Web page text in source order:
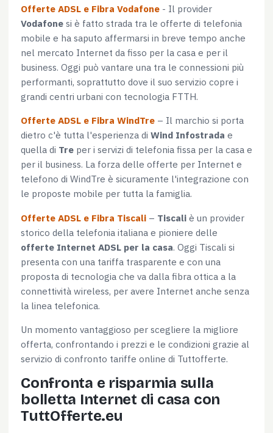
Offerte ADSL e Fibra Vodafone - Il provider
Vodafone si è fatto strada tra le offerte di telefonia
mobile e ha saputo affermarsi in breve tempo anche
nel mercato Internet da fisso per la casa e per il
business. Oggi può vantare una tra le connessioni più
performanti, soprattutto dove il suo servizio copre i
grandi centri urbani con tecnologia FTTH.
Offerte ADSL e Fibra WindTre – Il marchio si porta
dietro c'è tutta l'esperienza di Wind Infostrada e
quella di Tre per i servizi di telefonia fissa per la casa e
per il business. La forza delle offerte per Internet e
telefono di WindTre è sicuramente l'integrazione con
le proposte mobile per tutta la famiglia.
Offerte ADSL e Fibra Tiscali – Tiscali è un provider
storico della telefonia italiana e pioniere delle
offerte Internet ADSL per la casa. Oggi Tiscali si
presenta con una tariffa trasparente e con una
proposta di tecnologia che va dalla fibra ottica a la
connettività wireless, per avere Internet anche senza
la linea telefonica.
Un momento vantaggioso per scegliere la migliore
offerta, confrontando i prezzi e le condizioni grazie al
servizio di confronto tariffe online di Tuttofferte.
Confronta e risparmia sulla
bolletta Internet di casa con
TuttOfferte.eu